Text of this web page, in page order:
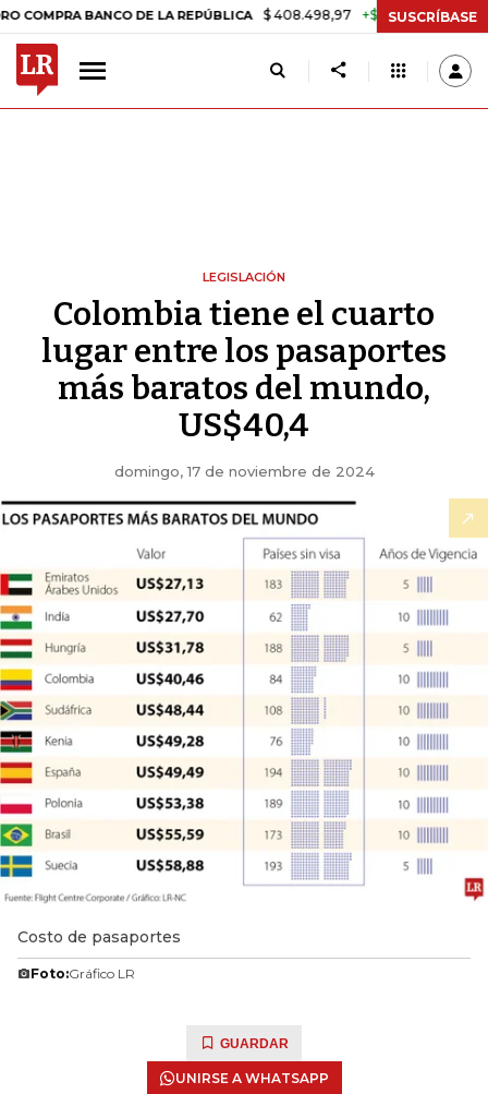
BANCO DE LA REPÚBLICA $ 408.498,97 +$ 8.753,81 +2,19%
SUSCRÍBASE
LEGISLACIÓN
Colombia tiene el cuarto
lugar entre los pasaportes
más baratos del mundo,
US$40,4
domingo, 17 de noviembre de 2024
Costo de pasaportes
Foto:Gráfico LR
GUARDAR
UNIRSE A WHATSAPP